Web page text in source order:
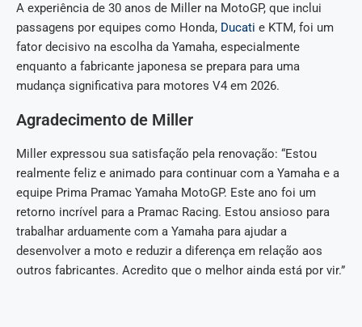
A experiência de 30 anos de Miller na MotoGP, que inclui
passagens por equipes como Honda, Ducati e KTM, foi um
fator decisivo na escolha da Yamaha, especialmente
enquanto a fabricante japonesa se prepara para uma
mudança significativa para motores V4 em 2026.
Agradecimento de Miller
Miller expressou sua satisfação pela renovação: “Estou
realmente feliz e animado para continuar com a Yamaha e a
equipe Prima Pramac Yamaha MotoGP. Este ano foi um
retorno incrível para a Pramac Racing. Estou ansioso para
trabalhar arduamente com a Yamaha para ajudar a
desenvolver a moto e reduzir a diferença em relação aos
outros fabricantes. Acredito que o melhor ainda está por vir.”